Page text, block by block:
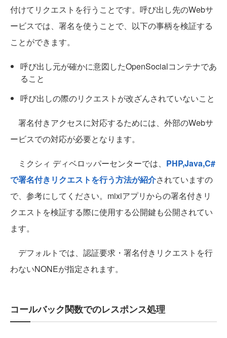
付けてリクエストを行うことです。呼び出し先のWebサ
ービスでは、署名を使うことで、以下の事柄を検証する
ことができます。
呼び出し元が確かに意図したOpenSocialコンテナであ
ること
呼び出しの際のリクエストが改ざんされていないこと
署名付きアクセスに対応するためには、外部のWebサ
ービスでの対応が必要となります。
ミクシィ ディベロッパーセンターでは、 PHP,Java,C#
で署名付きリクエストを行う方法が紹介されていますの
で、参考にしてください。mixiアプリからの署名付きリ
クエストを検証する際に使用する公開鍵も公開されてい
ます。
デフォルトでは、認証要求・署名付きリクエストを行
わないNONEが指定されます。
コールバック関数でのレスポンス処理